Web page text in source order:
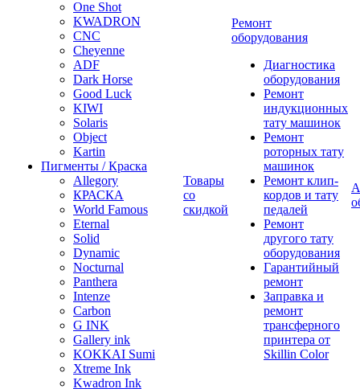
One Shot
KWADRON
CNC
Cheyenne
ADF
Dark Horse
Good Luck
KIWI
Solaris
Object
Kartin
Пигменты / Краска
Allegory
КРАСКА
World Famous
Eternal
Solid
Dynamic
Nocturnal
Panthera
Intenze
Carbon
G INK
Gallery ink
KOKKAI Sumi
Xtreme Ink
Kwadron Ink
Товары
со
скидкой
Ремонт
оборудования
Диагностика
оборудования
Ремонт
индукционных
тату машинок
Ремонт
роторных тату
машинок
Ремонт клип-
кордов и тату
педалей
Ремонт
другого тату
оборудования
Гарантийный
ремонт
Заправка и
ремонт
трансферного
принтера от
Skillin Color